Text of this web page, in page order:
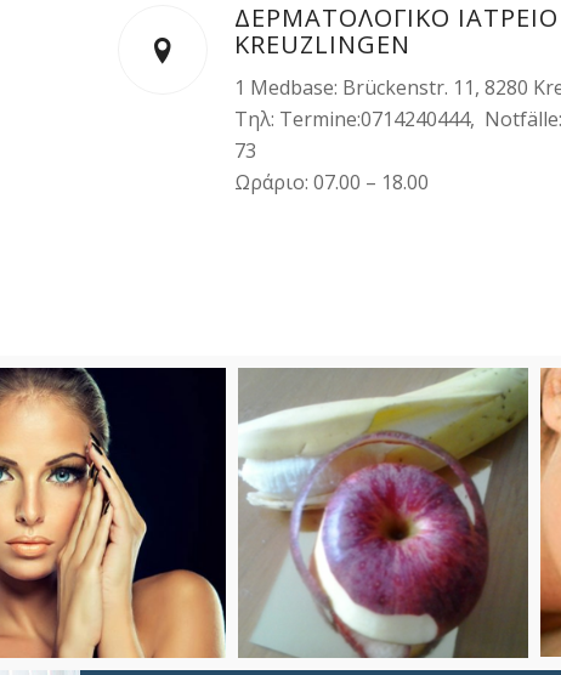
ΔΕΡΜΑΤΟΛΟΓΙΚΟ ΙΑΤΡΕΙΟ
KREUZLINGEN
1 Medbase: Brückenstr. 11, 8280
Τηλ: Termine:0714240444,
73
Ωράριο: 07.00 – 18.00
Αισθητική
Περισσότερα
Πίλινγκ Peels
Περισσότερα